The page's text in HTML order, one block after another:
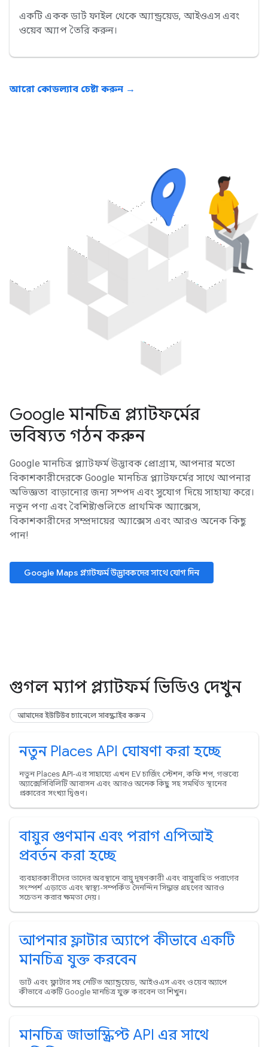
একটি একক ডার্ট ফাইল থেকে অ্যান্ড্রয়েড, আইওএস এবং
ওয়েব অ্যাপ তৈরি করুন।
আরো কোডল্যাব চেষ্টা করুন →
Google মানচিত্র প্ল্যাটফর্মের
ভবিষ্যত গঠন করুন
Google মানচিত্র প্ল্যাটফর্ম উদ্ভাবক প্রোগ্রাম, আপনার মতো
বিকাশকারীদেরকে Google মানচিত্র প্ল্যাটফর্মের সাথে আপনার
অভিজ্ঞতা বাড়ানোর জন্য সম্পদ এবং সুযোগ দিয়ে সাহায্য করে।
নতুন পণ্য এবং বৈশিষ্ট্যগুলিতে প্রাথমিক অ্যাক্সেস,
বিকাশকারীদের সম্প্রদায়ের অ্যাক্সেস এবং আরও অনেক কিছু
পান!
Google Maps প্ল্যাটফর্ম উদ্ভাবকদের সাথে যোগ দিন
গুগল ম্যাপ প্ল্যাটফর্ম ভিডিও দেখুন
আমাদের ইউটিউব চ্যানেলে সাবস্ক্রাইব করুন
নতুন Places API ঘোষণা করা হচ্ছে
নতুন Places API-এর সাহায্যে এখন EV চার্জিং স্টেশন, কফি শপ, গন্তব্যে
অ্যাক্সেসিবিলিটি আবাসন এবং আরও অনেক কিছু সহ সমর্থিত স্থানের
প্রকারের সংখ্যা দ্বিগুণ।
বায়ুর গুণমান এবং পরাগ এপিআই
প্রবর্তন করা হচ্ছে
ব্যবহারকারীদের তাদের অবস্থানে বায়ু দূষণকারী এবং বায়ুবাহিত পরাগের
সংস্পর্শ এড়াতে এবং স্বাস্থ্য-সম্পর্কিত দৈনন্দিন সিদ্ধান্ত গ্রহণের আরও
সচেতন করার ক্ষমতা দেয়।
আপনার ফ্লাটার অ্যাপে কীভাবে একটি
মানচিত্র যুক্ত করবেন
ডার্ট এবং ফ্লাটার সহ নেটিভ অ্যান্ড্রয়েড, আইওএস এবং ওয়েব অ্যাপে
কীভাবে একটি Google মানচিত্র যুক্ত করবেন তা শিখুন।
মানচিত্র জাভাস্ক্রিপ্ট API এর সাথে